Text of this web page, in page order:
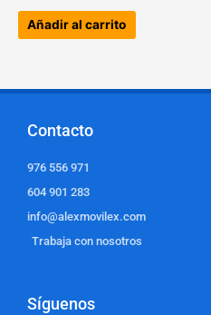
Añadir al carrito
Contacto
976 556 971
604 901 283
info@alexmovilex.com
Trabaja con nosotros
Síguenos